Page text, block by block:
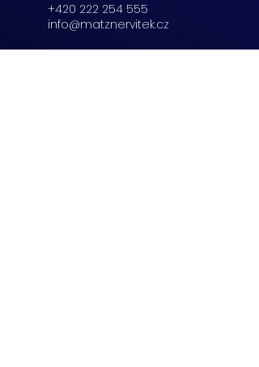
+420 222 254 555
info@matznervitek.cz